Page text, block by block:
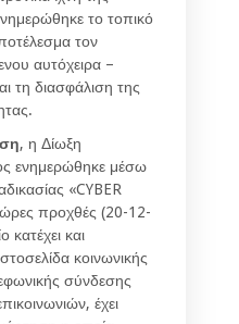
το τοπικό
τον
αυτόχειρα –
τη διασφάλιση της
, η Δίωξη
ενημερώθηκε μέσω
«CYBER
προχθές (20-12-
κατέχει και
κοινωνικής
σύνδεσης
έχει